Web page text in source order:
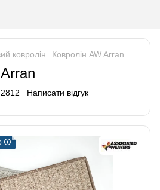
ковролін Ковролін AW Arran
2812 Написати відгук
🛈